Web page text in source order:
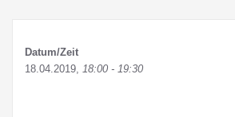
Datum/Zeit
18.04.2019, 18:00 - 19:30